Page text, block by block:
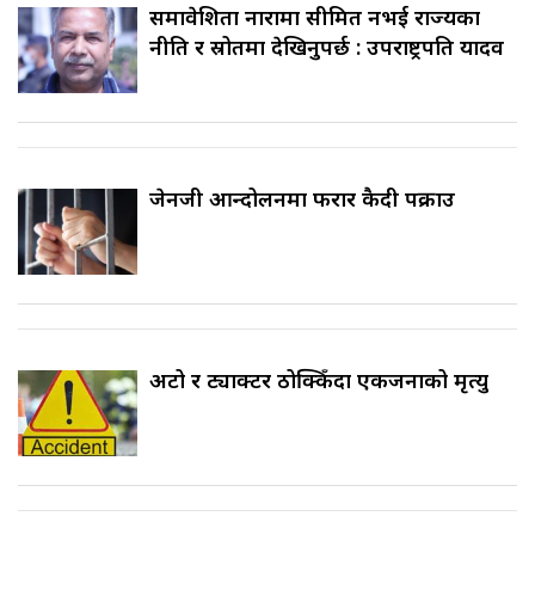
समावेशिता नारामा सीमित नभई राज्यका
नीति र स्रोतमा देखिनुपर्छ : उपराष्ट्रपति यादव
जेनजी आन्दोलनमा फरार कैदी पक्राउ
अटो र ट्याक्टर ठोक्किँदा एकजनाको मृत्यु